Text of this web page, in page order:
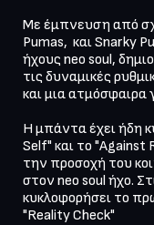
Με έμπνευση από
Pumas,  και Snarky
ήχους neo soul,
τις δυναμικές
και μια
Η μπάντα έχει ήδη
Self" και το "Against
την προσοχή του
στον neo soul ήχο.
κυκλοφορήσει το
"Reality Check"